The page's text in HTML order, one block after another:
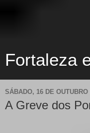
Fortaleza
SÁBADO, 16 DE OUTUBRO
A Greve dos